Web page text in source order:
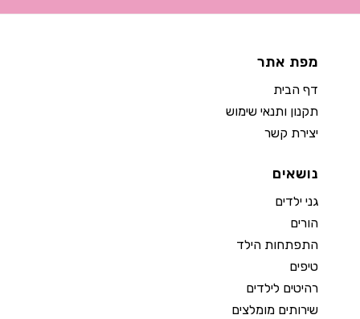
מפת אתר
דף הבית
תקנון ותנאי שימוש
יצירת קשר
נושאים
גני ילדים
הורים
התפתחות הילד
טיפים
רהיטים לילדים
שירותים מומלצים